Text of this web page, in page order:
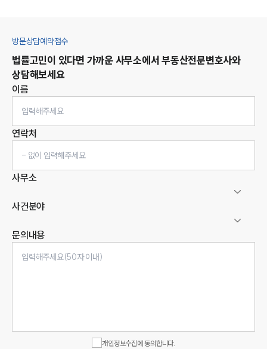
방문상담예약접수
법률고민이 있다면 가까운 사무소에서 부동산전문변호사와
상담해보세요
이름
연락처
사무소
사건분야
문의내용
개인정보수집에 동의합니다.